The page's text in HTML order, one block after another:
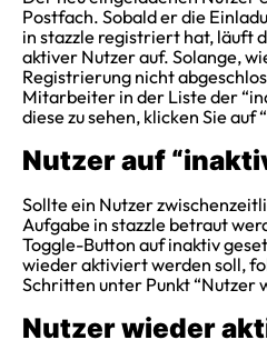
Postfach. Sobald er die
in stazzle registriert hat, läuft
aktiver Nutzer auf. Solange,
Registrierung nicht
Mitarbeiter in der Liste der
diese zu sehen, klicken Sie auf
Nutzer auf
Sollte ein Nutzer
Aufgabe in stazzle betraut
Toggle-Button auf inaktiv
wieder aktiviert werden soll,
Schritten unter Punkt “Nutzer
Nutzer wieder